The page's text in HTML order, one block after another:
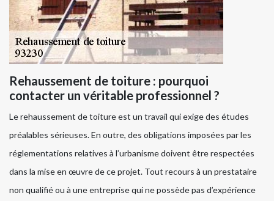
Rehaussement de toiture : pourquoi
contacter un véritable professionnel ?
Le rehaussement de toiture est un travail qui exige des études
préalables sérieuses. En outre, des obligations imposées par les
réglementations relatives à l’urbanisme doivent être respectées
dans la mise en œuvre de ce projet. Tout recours à un prestataire
non qualifié ou à une entreprise qui ne possède pas d’expérience